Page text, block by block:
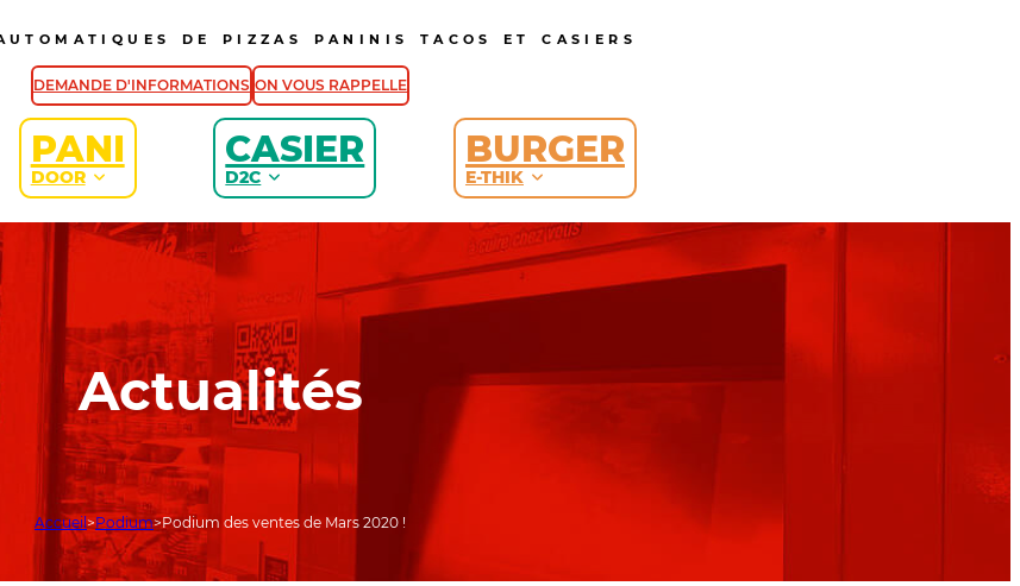
DE PIZZAS PANINIS TACOS ET CASIERS
DEMANDE D'INFORMATIONS ON VOUS RAPPELLE
PANI
DOOR
CASIER
D2C
BURGER
E-THIK
Actualités
Accueil Podium Podium des ventes de Mars 2020 !